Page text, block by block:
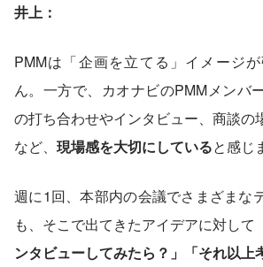
井上：
PMMは「企画を立てる」イメージ
ん。一方で、カオナビのPMMメンバ
の打ち合わせやインタビュー、商談の
など、 現場感を大切にしていると感じ
週に1回、本部内の会議でさまざまな
も、そこで出てきたアイデアに対して
ンタビューしてみたら？」「それ以上